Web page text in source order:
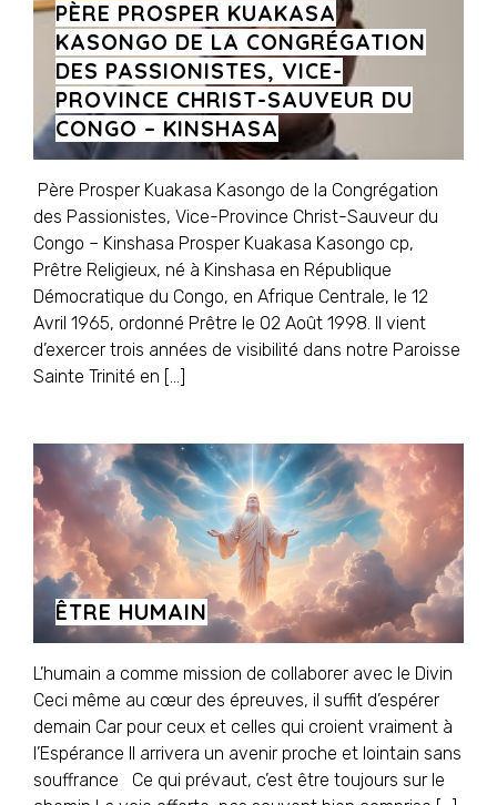
PÈRE PROSPER KUAKASA
KASONGO DE LA CONGRÉGATION
DES PASSIONISTES, VICE-
PROVINCE CHRIST-SAUVEUR DU
CONGO – KINSHASA
Père Prosper Kuakasa Kasongo de la Congrégation
des Passionistes, Vice-Province Christ-Sauveur du
Congo – Kinshasa Prosper Kuakasa Kasongo cp,
Prêtre Religieux, né à Kinshasa en République
Démocratique du Congo, en Afrique Centrale, le 12
Avril 1965, ordonné Prêtre le 02 Août 1998. Il vient
d’exercer trois années de visibilité dans notre Paroisse
Sainte Trinité en […]
ÊTRE HUMAIN
L’humain a comme mission de collaborer avec le Divin
Ceci même au cœur des épreuves, il suffit d’espérer
demain Car pour ceux et celles qui croient vraiment à
l’Espérance Il arrivera un avenir proche et lointain sans
souffrance Ce qui prévaut, c’est être toujours sur le